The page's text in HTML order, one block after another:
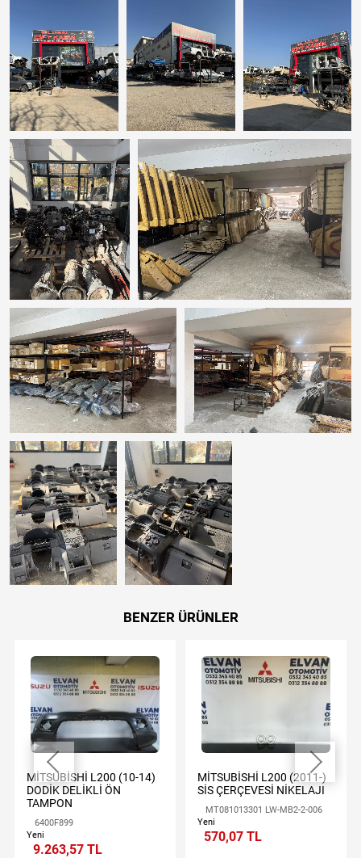
BENZER ÜRÜNLER
MİTSUBİSHİ L200 (10-14)
DODİK DELİKLİ ÖN
TAMPON
6400F899
Yeni
9.263,57 TL
MİTSUBİSHİ L200 (2011-)
SİS ÇERÇEVESİ NİKELAJI
MT081013301 LW-MB2-2-006
Yeni
570,07 TL